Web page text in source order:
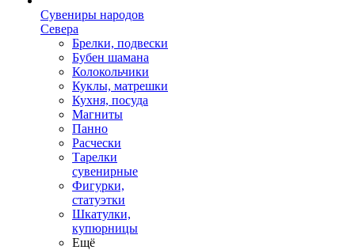
Сувениры народов
Севера
Брелки, подвески
Бубен шамана
Колокольчики
Куклы, матрешки
Кухня, посуда
Магниты
Панно
Расчески
Тарелки
сувенирные
Фигурки,
статуэтки
Шкатулки,
купюрницы
Ещё